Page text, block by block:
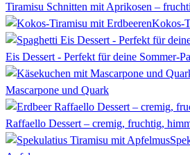
Tiramisu Schnitten mit Aprikosen –
Kokos-
Eis Dessert - Perfekt für deine Sommer-
Mascarpone und Quark
Raffaello Dessert – cremig, fruchtig,